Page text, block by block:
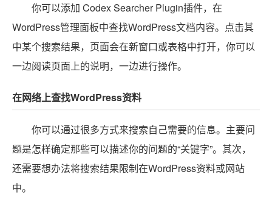
你可以添加 Codex Searcher Plugin插件，在
WordPress管理面板中查找WordPress文档内容。点击其
中某个搜索结果，页面会在新窗口或表格中打开，你可以
一边阅读页面上的说明，一边进行操作。
在网络上查找WordPress资料
你可以通过很多方式来搜索自己需要的信息。主要问
题是怎样确定那些可以描述你的问题的“关键字”。其次，
还需要想办法将搜索结果限制在WordPress资料或网站
中。